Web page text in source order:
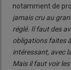
notamment de
jamais cru au
réglé. Il faut des
obligations faites
intéressant, avec
Mais il faut voir